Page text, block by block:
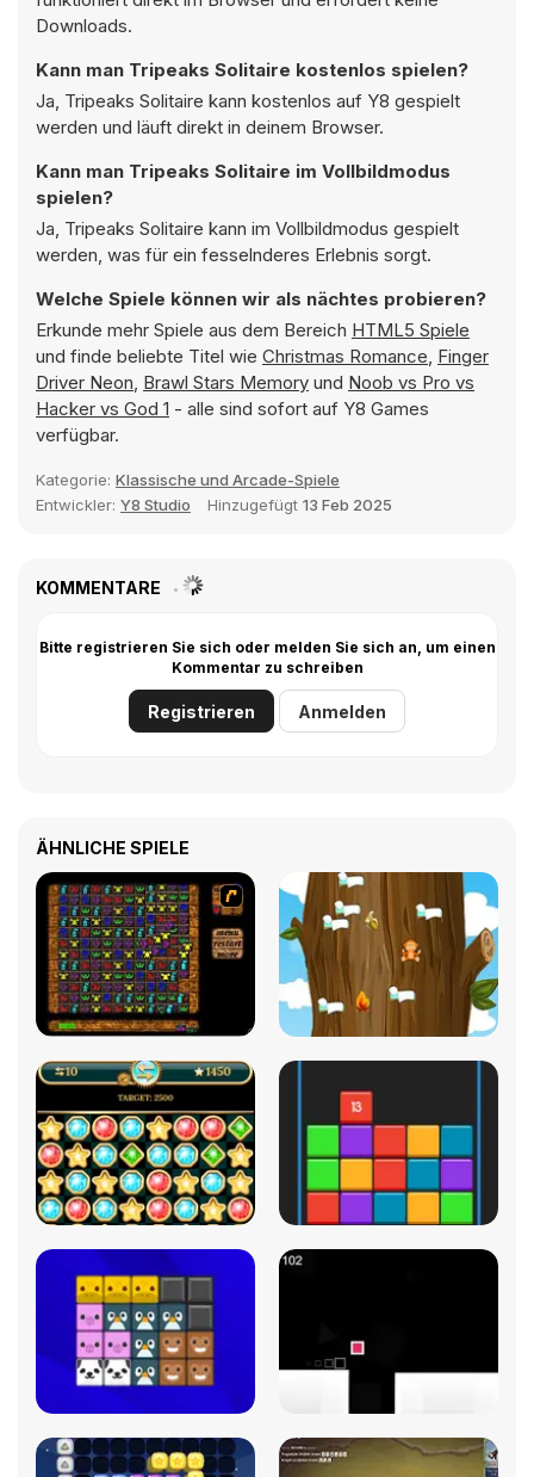
Downloads.
Kann man Tripeaks Solitaire kostenlos spielen?
Ja, Tripeaks Solitaire kann kostenlos auf Y8 gespielt
werden und läuft direkt in deinem Browser.
Kann man Tripeaks Solitaire im Vollbildmodus
spielen?
Ja, Tripeaks Solitaire kann im Vollbildmodus gespielt
werden, was für ein fesselnderes Erlebnis sorgt.
Welche Spiele können wir als nächtes probieren?
Erkunde mehr Spiele aus dem Bereich HTML5 Spiele
und finde beliebte Titel wie Christmas Romance, Finger
Driver Neon, Brawl Stars Memory und Noob vs Pro vs
Hacker vs God 1 - alle sind sofort auf Y8 Games
verfügbar.
Kategorie: Klassische und Arcade-Spiele
Entwickler: Y8 Studio Hinzugefügt 13 Feb 2025
KOMMENTARE
Bitte registrieren Sie sich oder melden Sie sich an, um einen
Kommentar zu schreiben
Registrieren Anmelden
ÄHNLICHE SPIELE